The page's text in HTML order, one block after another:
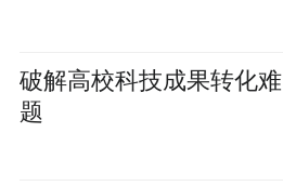
破解高校科技成果转化难
题